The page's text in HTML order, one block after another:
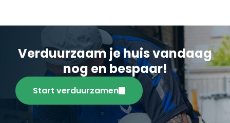
Verduurzaam je huis vandaag
nog en bespaar!
Start verduurzamen